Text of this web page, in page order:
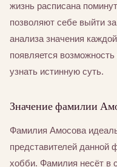
жизнь расписана
позволяют себе выйти
анализа значения
появляется
узнать истинную суть.
Значение фамилии
Фамилия Амосова
представителей данной
хобби. Фамилия несёт